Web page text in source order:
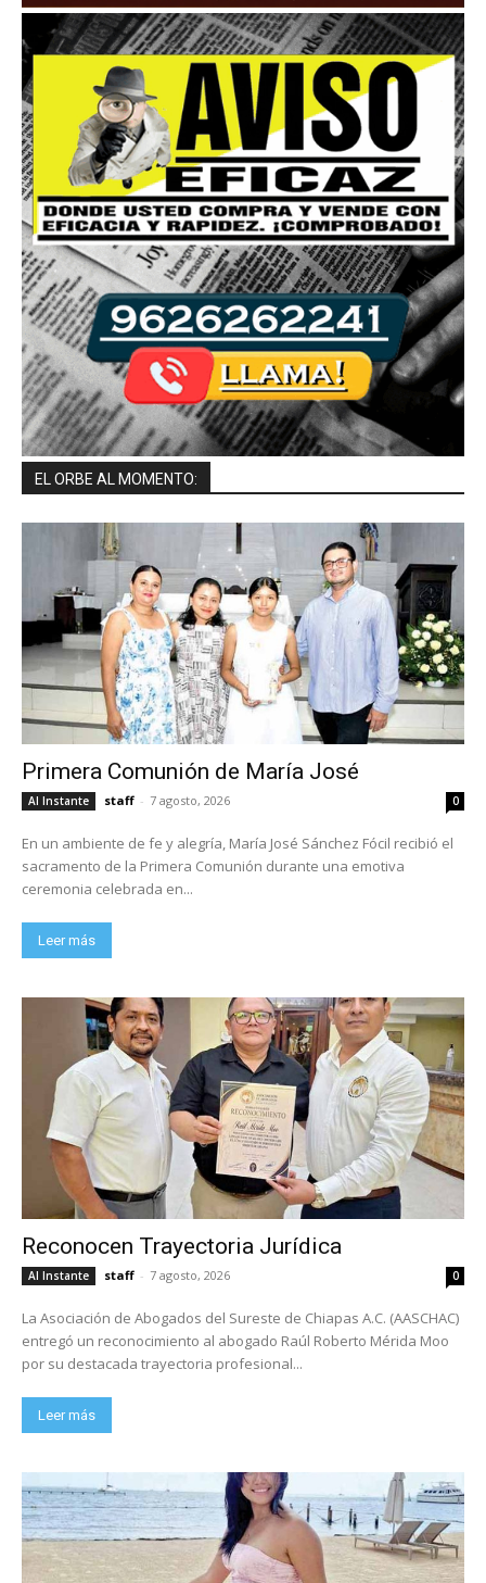
EL ORBE AL MOMENTO:
Primera Comunión de María José
Al Instante staff - 7 agosto, 2026 0
En un ambiente de fe y alegría, María José Sánchez Fócil recibió el
sacramento de la Primera Comunión durante una emotiva
ceremonia celebrada en...
Leer más
Reconocen Trayectoria Jurídica
Al Instante staff - 7 agosto, 2026 0
La Asociación de Abogados del Sureste de Chiapas A.C. (AASCHAC)
entregó un reconocimiento al abogado Raúl Roberto Mérida Moo
por su destacada trayectoria profesional...
Leer más